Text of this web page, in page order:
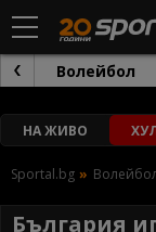
Волейбол
НА ЖИВО
Sportal.bg
България